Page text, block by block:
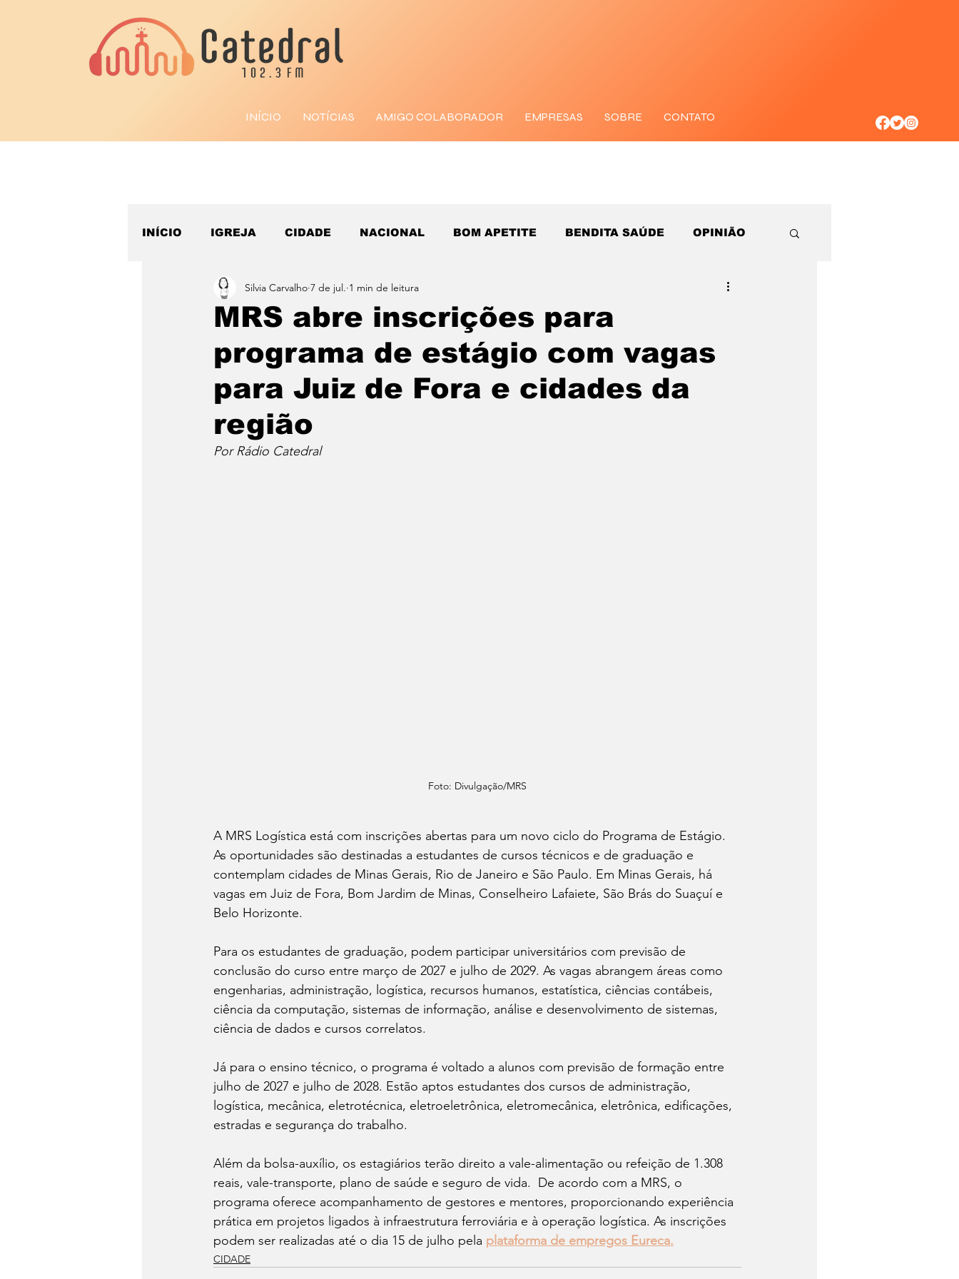
INÍCIO NOTÍCIAS AMIGO COLABORADOR EMPRESAS SOBRE CONTATO
INÍCIO IGREJA CIDADE NACIONAL BOM APETITE BENDITA SAÚDE OPINIÃO
ESPORTE
MRS abre inscrições para
programa de estágio com vagas
para Juiz de Fora e cidades da
região
Silvia Carvalho 7 de jul. 1 min de leitura
Por Rádio Catedral
Foto: Divulgação/MRS
A MRS Logística está com inscrições abertas para um novo ciclo do Programa de Estágio.
As oportunidades são destinadas a estudantes de cursos técnicos e de graduação e
contemplam cidades de Minas Gerais, Rio de Janeiro e São Paulo. Em Minas Gerais, há
vagas em Juiz de Fora, Bom Jardim de Minas, Conselheiro Lafaiete, São Brás do Suaçuí e
Belo Horizonte.
Para os estudantes de graduação, podem participar universitários com previsão de
conclusão do curso entre março de 2027 e julho de 2029. As vagas abrangem áreas como
engenharias, administração, logística, recursos humanos, estatística, ciências contábeis,
ciência da computação, sistemas de informação, análise e desenvolvimento de sistemas,
ciência de dados e cursos correlatos.
Já para o ensino técnico, o programa é voltado a alunos com previsão de formação entre
julho de 2027 e julho de 2028. Estão aptos estudantes dos cursos de administração,
logística, mecânica, eletrotécnica, eletroeletrônica, eletromecânica, eletrônica, edificações,
estradas e segurança do trabalho.
Além da bolsa-auxílio, os estagiários terão direito a vale-alimentação ou refeição de 1.308
reais, vale-transporte, plano de saúde e seguro de vida.  De acordo com a MRS, o
programa oferece acompanhamento de gestores e mentores, proporcionando experiência
prática em projetos ligados à infraestrutura ferroviária e à operação logística. As inscrições
podem ser realizadas até o dia 15 de julho pela plataforma de empregos Eureca.
CIDADE